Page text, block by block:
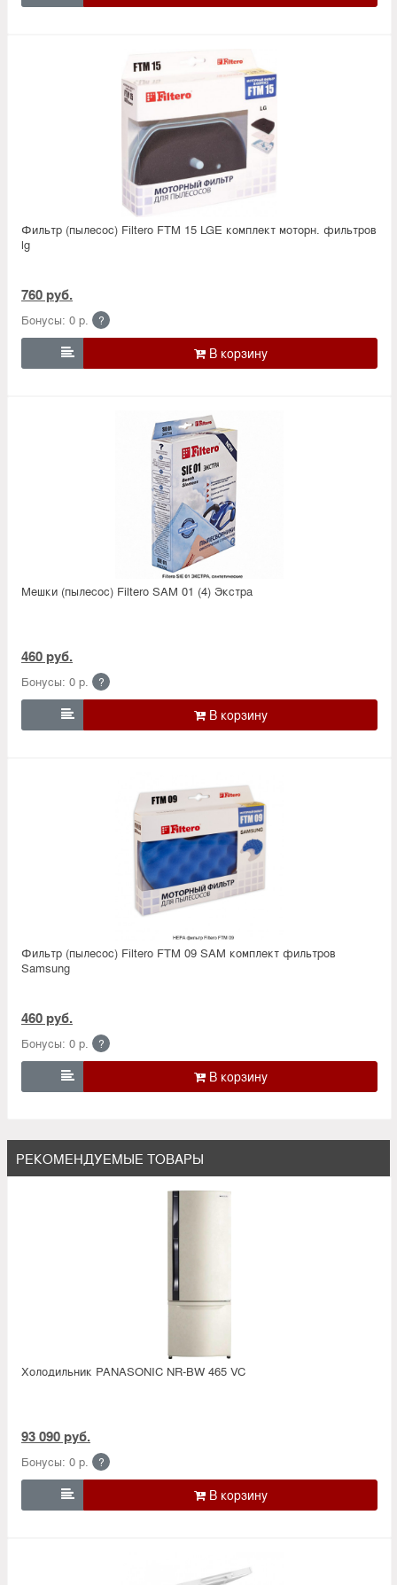
Фильтр (пылесос) Filtero FTM 15 LGE комплект моторн. фильтров
lg
760 руб.
Бонусы: 0 р. ?

Мешки (пылесос) Filtero SAM 01 (4) Экстра
460 руб.
Бонусы: 0 р. ?

Фильтр (пылесос) Filtero FTM 09 SAM комплект фильтров
Samsung
460 руб.
Бонусы: 0 р. ?

РЕКОМЕНДУЕМЫЕ ТОВАРЫ
Холодильник PANASONIC NR-BW 465 VC
93 090 руб.
Бонусы: 0 р. ?
